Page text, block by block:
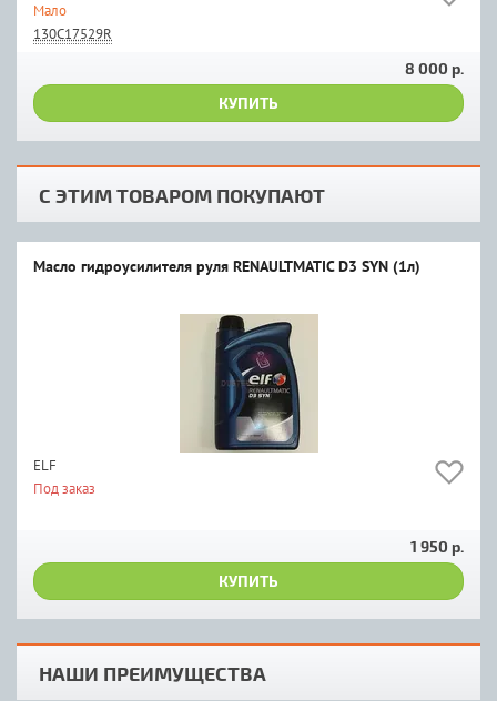
Мало
130C17529R
8 000 р.
КУПИТЬ
С ЭТИМ ТОВАРОМ ПОКУПАЮТ
Масло гидроусилителя руля RENAULTMATIC D3 SYN (1л)
ELF
Под заказ
1 950 р.
КУПИТЬ
НАШИ ПРЕИМУЩЕСТВА